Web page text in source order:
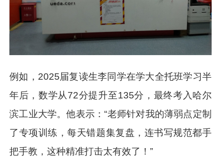
例如，2025届复读生李同学在学大全托班学习半
年后，数学从72分提升至135分，最终考入哈尔
滨工业大学。他表示：“老师针对我的薄弱点定制
了专项训练，每天错题集复盘，连书写规范都手
把手教，这种精准打击太有效了！”